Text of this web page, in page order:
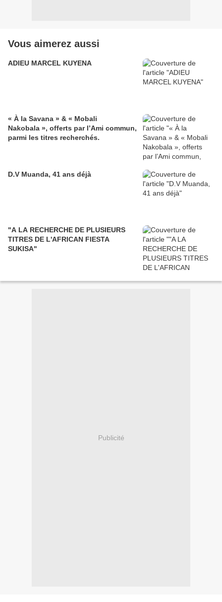
Vous aimerez aussi
ADIEU MARCEL KUYENA
« À la Savana » & « Mobali
Nakobala », offerts par l’Ami commun,
parmi les titres recherchés.
D.V Muanda, 41 ans déjà
"A LA RECHERCHE DE PLUSIEURS
TITRES DE L'AFRICAN FIESTA
SUKISA"
Publicité